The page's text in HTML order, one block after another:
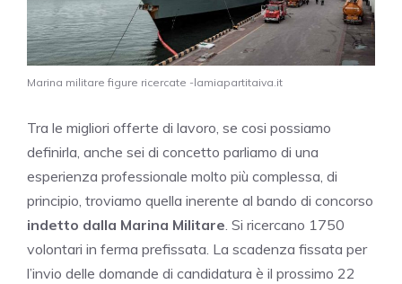
Marina militare figure ricercate -lamiapartitaiva.it
Tra le migliori offerte di lavoro, se cosi possiamo
definirla, anche sei di concetto parliamo di una
esperienza professionale molto più complessa, di
principio, troviamo quella inerente al bando di concorso
indetto dalla Marina Militare. Si ricercano 1750
volontari in ferma prefissata. La scadenza fissata per
l’invio delle domande di candidatura è il prossimo 22